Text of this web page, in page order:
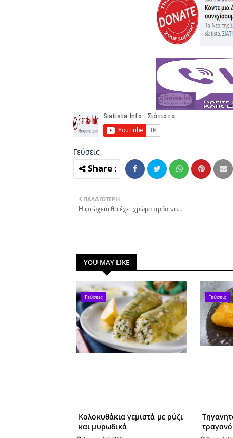
Γεύσεις
ΠΑΛΑΙΌΤΕΡΗ
Η φτώχεια θα έχει χρώμα πράσινο…
YOU MAY LIKE
Γεύσεις
Κολοκυθάκια γεμιστά με ρύζι
και μυρωδικά
Γεύσεις